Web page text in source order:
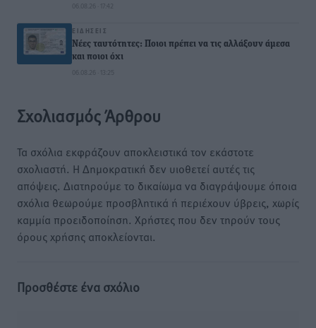
06.08.26 · 17:42
ΕΙΔΉΣΕΙΣ
Νέες ταυτότητες: Ποιοι πρέπει να τις αλλάξουν άμεσα
και ποιοι όχι
06.08.26 · 13:25
Σχολιασμός Άρθρου
Τα σχόλια εκφράζουν αποκλειστικά τον εκάστοτε
σχολιαστή. Η Δημοκρατική δεν υιοθετεί αυτές τις
απόψεις. Διατηρούμε το δικαίωμα να διαγράψουμε όποια
σχόλια θεωρούμε προσβλητικά ή περιέχουν ύβρεις, χωρίς
καμμία προειδοποίηση. Χρήστες που δεν τηρούν τους
όρους χρήσης αποκλείονται.
Προσθέστε ένα σχόλιο